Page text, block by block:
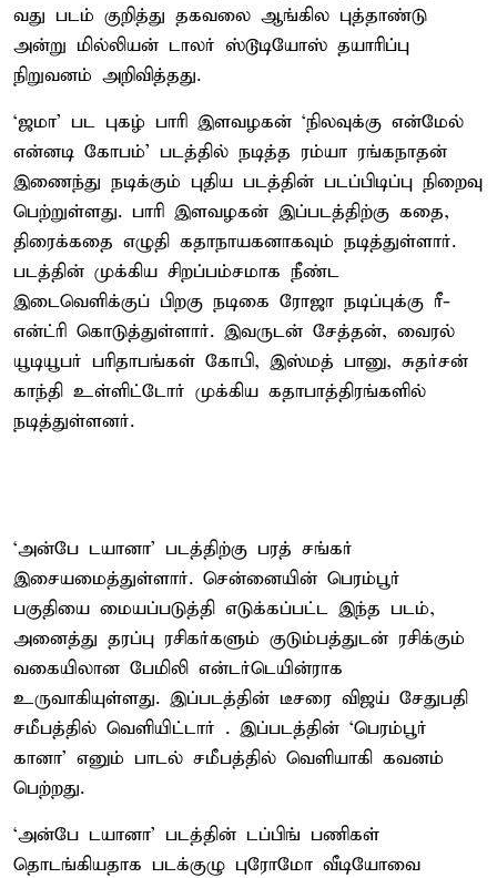
வது படம் குறித்து தகவலை ஆங்கில புத்தாண்டு
அன்று மில்லியன் டாலர் ஸ்டூடியோஸ் தயாரிப்பு
நிறுவனம் அறிவித்தது.
‘ஜமா’ பட புகழ் பாரி இளவழகன் ‘நிலவுக்கு என்மேல்
என்னடி கோபம்’ படத்தில் நடித்த ரம்யா ரங்கநாதன்
இணைந்து நடிக்கும் புதிய படத்தின் படப்பிடிப்பு நிறைவு
பெற்றுள்ளது. பாரி இளவழகன் இப்படத்திற்கு கதை,
திரைக்கதை எழுதி கதாநாயகனாகவும் நடித்துள்ளார்.
படத்தின் முக்கிய சிறப்பம்சமாக நீண்ட
இடைவெளிக்குப் பிறகு நடிகை ரோஜா நடிப்புக்கு ரீ-
என்ட்ரி கொடுத்துள்ளார். இவருடன் சேத்தன், வைரல்
யூடியூபர் பரிதாபங்கள் கோபி, இஸ்மத் பானு, சுதர்சன்
காந்தி உள்ளிட்டோர் முக்கிய கதாபாத்திரங்களில்
நடித்துள்ளனர்.
‘அன்பே டயா​னா’ படத்திற்கு பரத் சங்கர்
இசையமைத்துள்ளார். சென்னையின் பெரம்பூர்
பகுதியை மையப்படுத்தி எடுக்கப்பட்ட இந்த படம்,
அனைத்து தரப்பு ரசிகர்களும் குடும்பத்துடன் ரசிக்கும்
வகையிலான பேமிலி என்டர்டெயின்ராக
உருவாகியுள்ளது. இப்படத்தின் டீசரை விஜய் சேதுபதி
சமீபத்தில் வெளியிட்டார் . இப்படத்தின் ‘பெரம்பூர்
கானா’ எனும் பாடல் சமீபத்தில் வெளியாகி கவனம்
பெற்றது.
‘அன்பே டயா​னா’ படத்தின் டப்பிங் பணிகள்
தொடங்கியதாக படக்குழு புரோமோ வீடியோவை